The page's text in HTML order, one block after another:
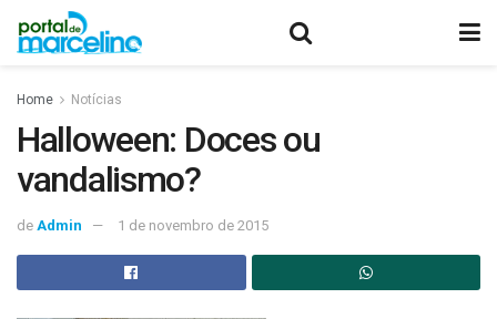
Home Notícias
Halloween: Doces ou
vandalismo?
de Admin 1 de novembro de 2015